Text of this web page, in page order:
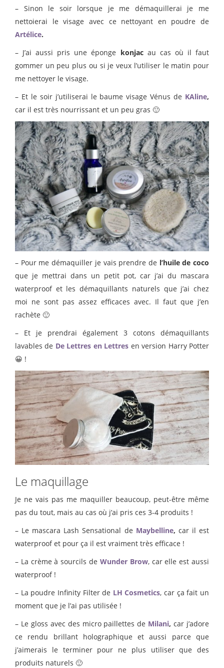
– Sinon le soir lorsque je me démaquillerai je me
nettoierai le visage avec ce nettoyant en poudre de
Artélice.
– J’ai aussi pris une éponge konjacau cas où il faut
gommer un peu plus ou si je veux l’utiliser le matin pour
me nettoyer le visage.
– Et le soir j’utiliserai le baume visage Vénus de KAline,
car il est très nourrissant et un peu gras 🙂
– Pour me démaquiller je vais prendre de l’huile de coco
que je mettrai dans un petit pot, car j’ai du mascara
waterproof et les démaquillants naturels que j’ai chez
moi ne sont pas assez efficaces avec. Il faut que j’en
rachète 🙂
– Et je prendrai également 3 cotons démaquillants
lavables de De Lettres en Lettres en version Harry Potter
😀 !
Le maquillage
Je ne vais pas me maquiller beaucoup, peut-être même
pas du tout, mais au cas où j’ai pris ces 3-4 produits !
– Le mascara Lash Sensational de Maybelline, car il est
waterproof et pour ça il est vraiment très efficace !
– La crème à sourcils de Wunder Brow, car elle est aussi
waterproof !
– La poudre Infinity Filter de LH Cosmetics, car ça fait un
moment que je l’ai pas utilisée !
– Le gloss avec des micro paillettes de Milani, car j’adore
ce rendu brillant holographique et aussi parce que
j’aimerais le terminer pour ne plus utiliser que des
produits naturels 🙂